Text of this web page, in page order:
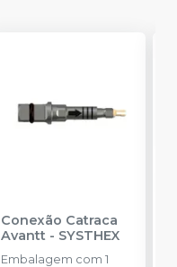
Conexão Catraca
Avantt - SYSTHEX
Embalagem com 1